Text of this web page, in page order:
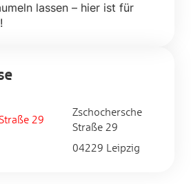
lassen – hier ist für
Zschochersche
Straße 29
04229 Leipzig